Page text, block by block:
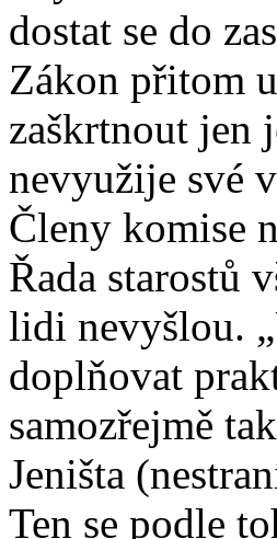
dostat se do
Zákon přitom
zaškrtnout jen
nevyužije své
Členy komise
Řada starostů
lidi nevyšlou.
doplňovat
samozřejmě
Jeništa
Ten se podle